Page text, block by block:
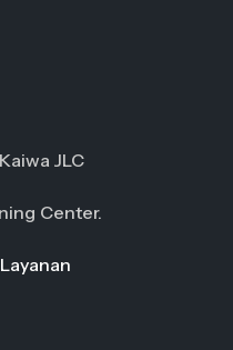
JLC
Center.